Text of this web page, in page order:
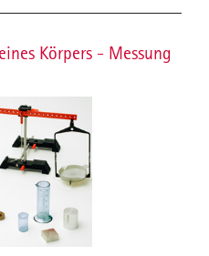
Körpers - Messung